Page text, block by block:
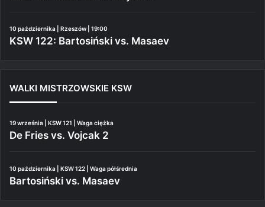
10 października | Rzeszów | 19:00
KSW 122: Bartosiński vs. Masaev
WALKI MISTRZOWSKIE KSW
19 września | KSW 121 | Waga ciężka
De Fries vs. Vojcak 2
10 października | KSW 122 | Waga półśrednia
Bartosiński vs. Masaev